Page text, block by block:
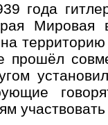
года
Мировая
территорию
прошёл